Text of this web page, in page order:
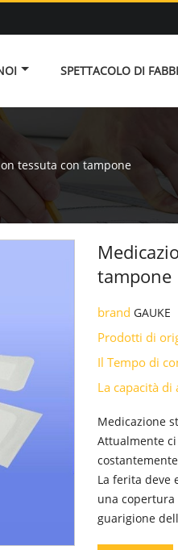
SPETTACOLO DI
tessuta con tampone
tampone
brandGAUKE
Prodotti di
Il Tempo di
La capacità
Medicazione
Attualmente
La ferita deve
una
guarigione